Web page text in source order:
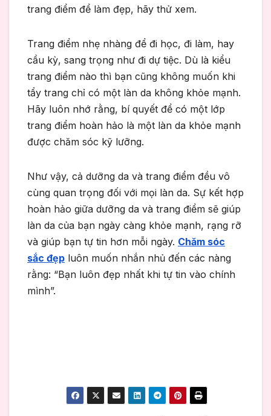
trang điểm để làm đẹp, hãy thử xem.
Trang điểm nhẹ nhàng để đi học, đi làm, hay
cầu kỳ, sang trọng như đi dự tiệc. Dù là kiểu
trang điểm nào thì bạn cũng không muốn khi
tẩy trang chỉ có một làn da không khỏe mạnh.
Hãy luôn nhớ rằng, bí quyết để có một lớp
trang điểm hoàn hảo là một làn da khỏe mạnh
được chăm sóc kỹ lưỡng.
Như vậy, cả dưỡng da và trang điểm đều vô
cùng quan trọng đối với mọi làn da. Sự kết hợp
hoàn hảo giữa dưỡng da và trang điểm sẽ giúp
làn da của bạn ngày càng khỏe mạnh, rạng rỡ
và giúp bạn tự tin hơn mỗi ngày. Chăm sóc
sắc đẹp luôn muốn nhắn nhủ đến các nàng
rằng: “Bạn luôn đẹp nhất khi tự tin vào chính
mình”.